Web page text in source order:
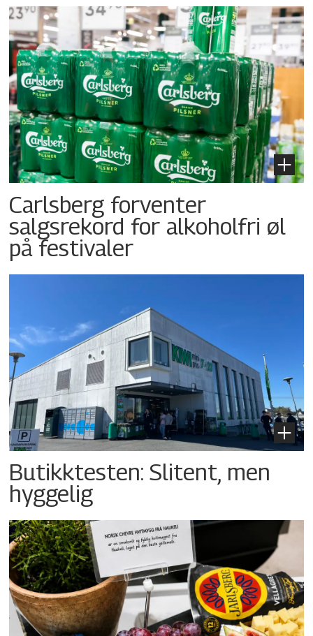
Carlsberg forventer
salgsrekord for alkoholfri øl
på festivaler
Butikktesten: Slitent, men
hyggelig